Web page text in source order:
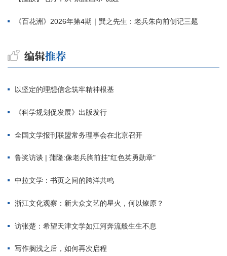
《百花洲》2026年第4期｜巽之先生：老兵朱向前侧记三题
以坚定的理想信念筑牢精神根基
《科学规划促发展》出版发行
全国文学报刊联盟常务理事会在北京召开
鲁奖访谈 | 蒲隆:像老兵胸前挂"红色英勇勋章"
中拉文学：书页之间的跨洋共鸣
浙江文化观察：新大众文艺的星火，何以燎原？
访张楚：希望天津文学如江河奔流般生生不息
写作搁浅之后，如何再次启程